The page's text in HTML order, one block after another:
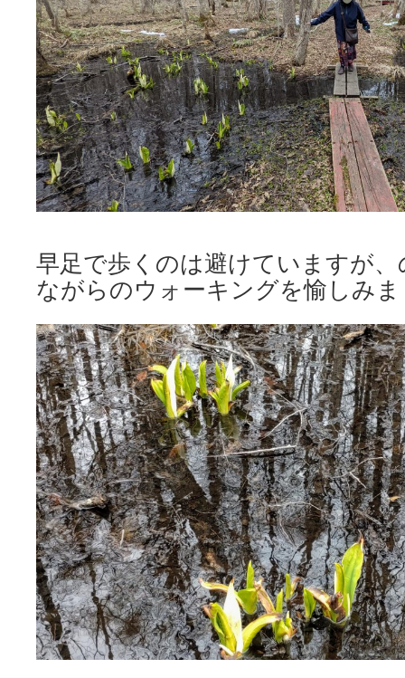
早足で歩くのは避けていますが
ながらのウォーキングを愉しみ